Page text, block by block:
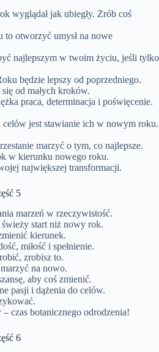
wyglądał jak ubiegły. Zrób coś
otworzyć umysł na nowe
najlepszym w twoim życiu, jeśli tylko
będzie lepszy od poprzedniego.
od małych kroków.
praca, determinacja i poświęcenie.
celów jest stawianie ich w nowym roku.
marzyć o tym, co najlepsze.
w kierunku nowego roku.
największej transformacji.
5
marzeń w rzeczywistość.
start niż nowy rok.
kierunek.
miłość i spełnienie.
zrobisz to.
na nowo.
aby coś zmienić.
pasji i dążenia do celów.
czas botanicznego odrodzenia!
6